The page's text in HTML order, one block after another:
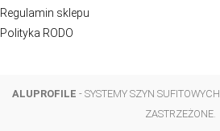
Regulamin sklepu
Polityka RODO
ALUPROFILE - SYSTEMY SZYN SUFITOWYCH
ZASTRZEŻONE.